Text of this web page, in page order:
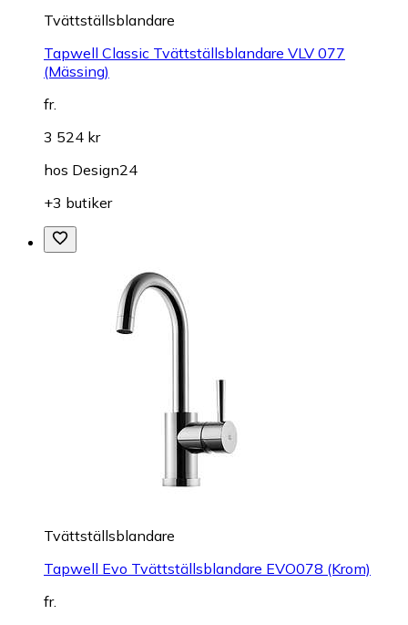
Tvättställsblandare
Tapwell Classic Tvättställsblandare VLV 077
(Mässing)
fr.
3 524 kr
hos Design24
+3 butiker
Tvättställsblandare
Tapwell Evo Tvättställsblandare EVO078 (Krom)
fr.